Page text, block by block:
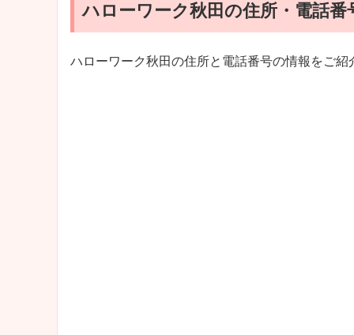
ハローワーク秋田の住所・電話番
ハローワーク秋田の住所と電話番号の情報をご紹